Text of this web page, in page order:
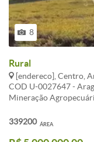
8
Rural
[endereco], Centro,
COD U-0027647 -
Mineração
oportunidades Com
ÁREA
339200